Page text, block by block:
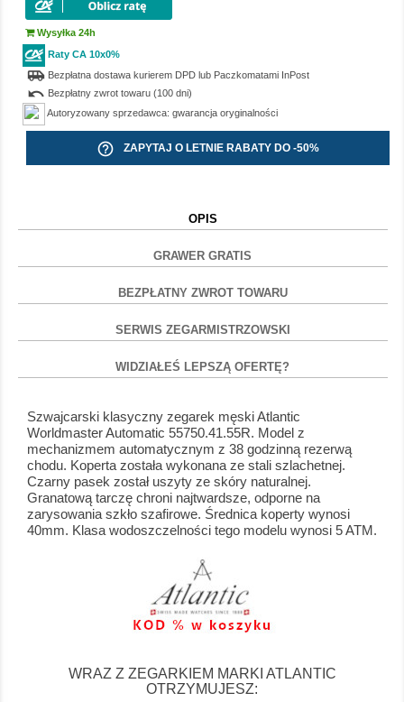
Wysyłka 24h
Raty CA 10x0%
airport_shuttleBezpłatna dostawa kurierem DPD lub Paczkomatami InPost
undo Bezpłatny zwrot towaru (100 dni)
Autoryzowany sprzedawca: gwarancja oryginalności
help_outline ZAPYTAJ O LETNIE RABATY DO -50%
OPIS
GRAWER GRATIS
BEZPŁATNY ZWROT TOWARU
SERWIS ZEGARMISTRZOWSKI
WIDZIAŁEŚ LEPSZĄ OFERTĘ?
Szwajcarski klasyczny zegarek męski Atlantic
Worldmaster Automatic 55750.41.55R. Model z
mechanizmem automatycznym z 38 godzinną rezerwą
chodu. Koperta została wykonana ze stali szlachetnej.
Czarny pasek został uszyty ze skóry naturalnej.
Granatową tarczę chroni najtwardsze, odporne na
zarysowania szkło szafirowe. Średnica koperty wynosi
40mm. Klasa wodoszczelności tego modelu wynosi 5 ATM.
WRAZ Z ZEGARKIEM MARKI ATLANTIC
OTRZYMUJESZ: